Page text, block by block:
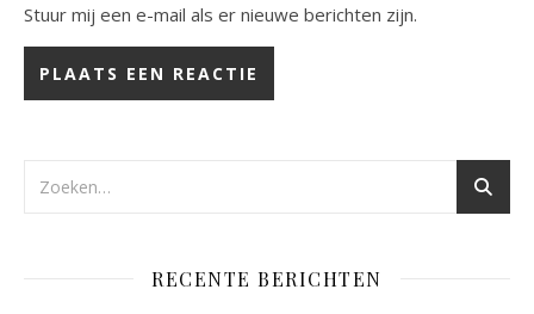
Stuur mij een e-mail als er nieuwe berichten zijn.
RECENTE BERICHTEN